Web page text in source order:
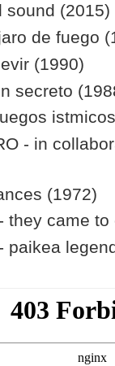
sound (2015)
de fuego
(1990)
secreto
- in
(1972)
they came
paikea